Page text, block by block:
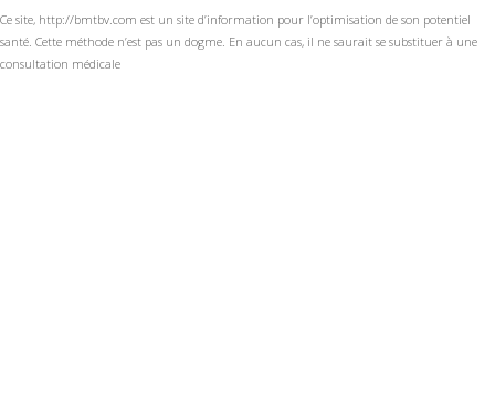
Ce site, http://bmtbv.com est un site d’information pour l’optimisation de son potentiel
santé. Cette méthode n’est pas un dogme. En aucun cas, il ne saurait se substituer à une
consultation médicale